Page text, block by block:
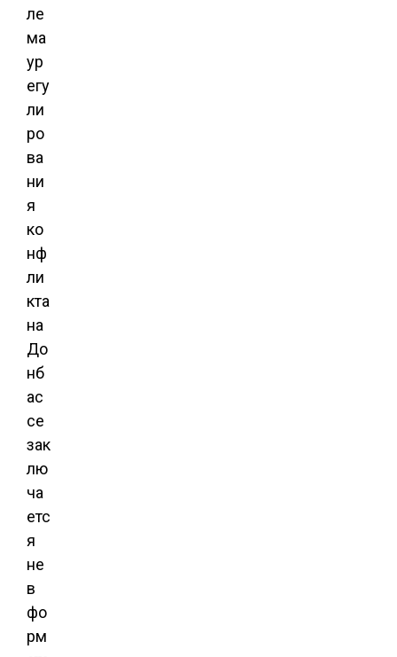
ле
ма
ур
егу
ли
ро
ва
ни
я
ко
нф
ли
кта
на
До
нб
ас
се
зак
лю
ча
етс
я
не
в
фо
рм